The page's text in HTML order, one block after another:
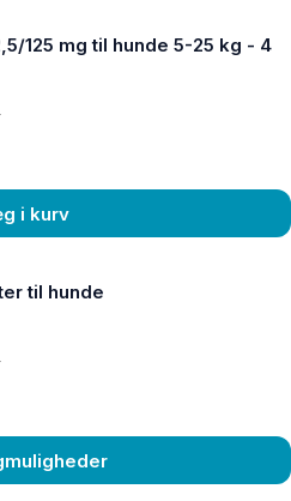
125 mg til hunde 5-25 kg - 4
i kurv
til hunde